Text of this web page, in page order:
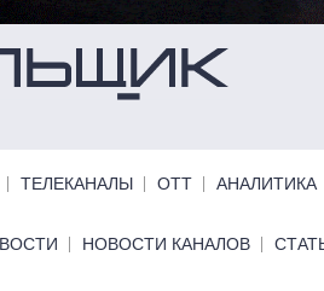
ТЕЛЕКАНАЛЫ ОТТ АНАЛИТИКА
НОВОСТИ КАНАЛОВ